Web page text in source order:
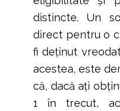
distincte. Un
direct pentru o
fi deținut
acestea, este
că, dacă ați
1 în trecut,